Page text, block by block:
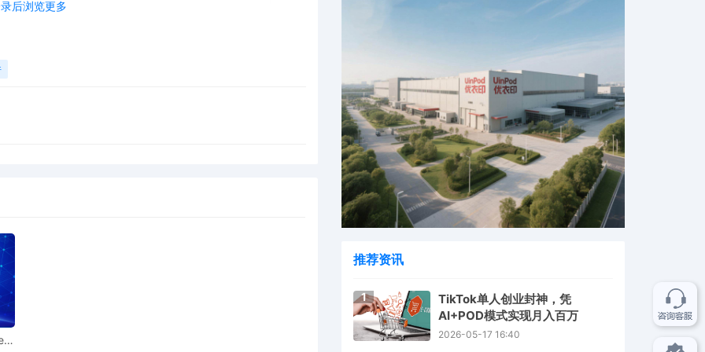
后浏览更多
推荐资讯
1
TikTok单人创业封神，凭
AI+POD模式实现月入百万
2026-05-17 16:40